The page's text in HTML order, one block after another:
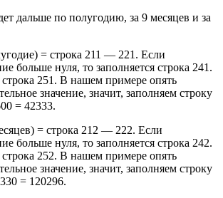
дальше по полугодию, за 9 месяцев и за
= строка 211 — 221. Если
больше нуля, то заполняется строка 241.
251. В нашем примере опять
значение, значит, заполняем строку
= 42333.
= строка 212 — 222. Если
больше нуля, то заполняется строка 242.
252. В нашем примере опять
значение, значит, заполняем строку
= 120296.